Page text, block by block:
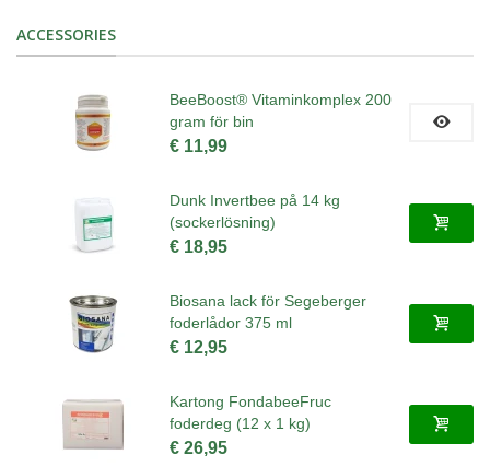
ACCESSORIES
BeeBoost® Vitaminkomplex 200
gram för bin
€ 11,99
Dunk Invertbee på 14 kg
(sockerlösning)
€ 18,95
Biosana lack för Segeberger
foderlådor 375 ml
€ 12,95
Kartong FondabeeFruc
foderdeg (12 x 1 kg)
€ 26,95